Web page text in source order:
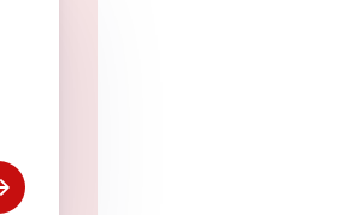
Meld je aan voor de CCV-